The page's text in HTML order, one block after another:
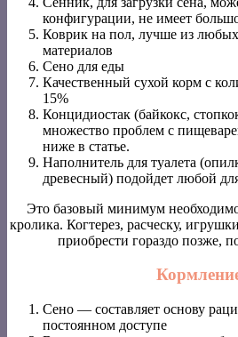
конфигурации, не имеет
Коврик на пол, лучше из
материалов
Сено для еды
Качественный сухой корм с
15%
Концидиостак (байкокс,
множество проблем с
ниже в статье.
Наполнитель для туалета
древесный) подойдет любой
Это базовый минимум
кролика. Когтерез, расческу,
приобрести гораздо позже,
Сено — составляет основу
постоянном доступе